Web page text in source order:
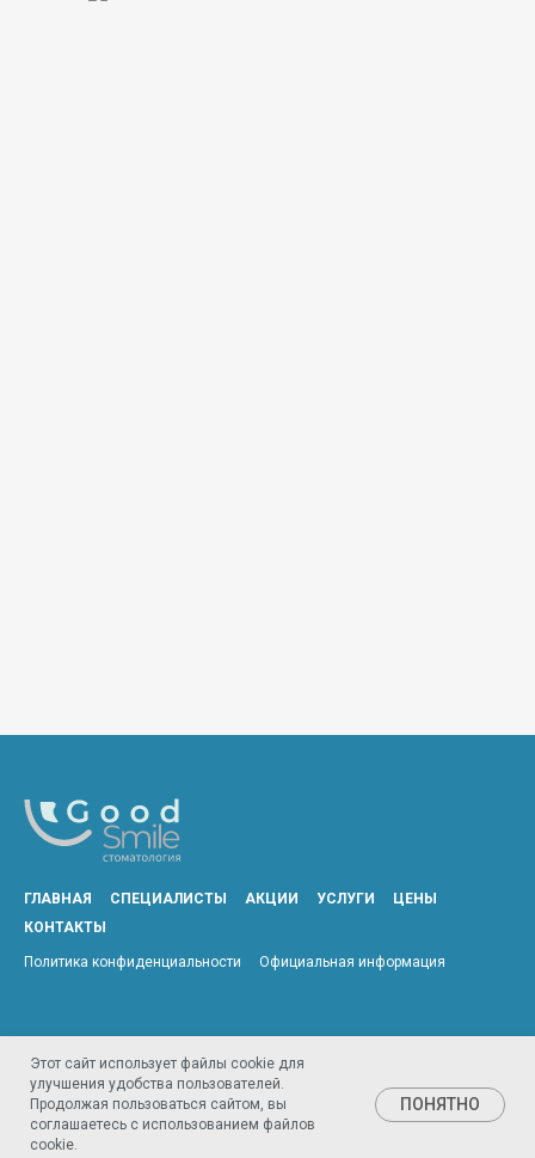
ГЛАВНАЯ СПЕЦИАЛИСТЫ АКЦИИ УСЛУГИ
ЦЕНЫ
КОНТАКТЫ
Политика конфиденциальности Официальная информация
Позвонить
Этот сайт использует файлы cookie для
улучшения удобства пользователей.
Продолжая пользоваться сайтом, вы
соглашаетесь с использованием файлов
cookie.
ПОНЯТНО